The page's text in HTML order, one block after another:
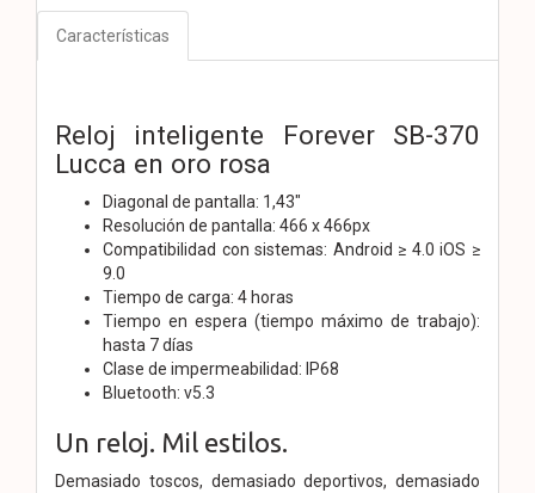
Características
Reloj inteligente Forever SB-370
Lucca en oro rosa
Diagonal de pantalla: 1,43"
Resolución de pantalla: 466 x 466px
Compatibilidad con sistemas: Android ≥ 4.0 iOS ≥
9.0
Tiempo de carga: 4 horas
Tiempo en espera (tiempo máximo de trabajo):
hasta 7 días
Clase de impermeabilidad: IP68
Bluetooth: v5.3
Un reloj. Mil estilos.
Demasiado toscos, demasiado deportivos, demasiado